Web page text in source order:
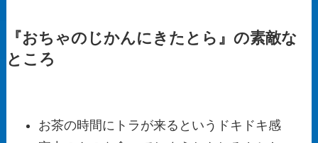
『おちゃのじかんにきたとら』の素敵な
ところ
お茶の時間にトラが来るというドキドキ感